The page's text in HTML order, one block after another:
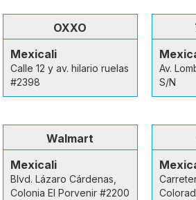
OXXO
Mexicali
Calle 12 y av. hilario ruelas
#2398
Av.
S/N
Walmart
Mexicali
Blvd. Lázaro Cárdenas,
Colonia El Porvenir #2200